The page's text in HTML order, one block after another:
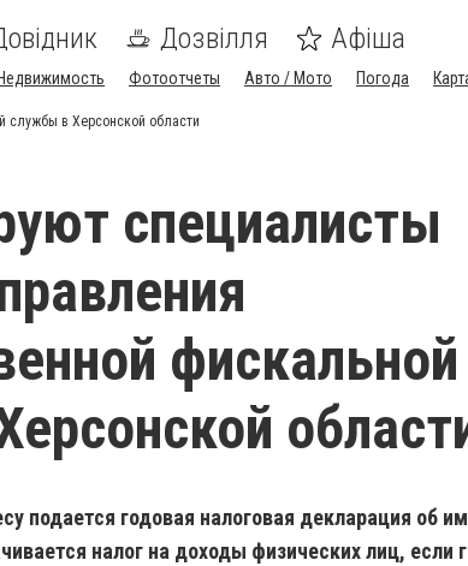
Дозвілля Афіша
Недвижимость Фотоотчеты Авто / Мото Погода
службы в Херсонской области
специалисты
фискальной
подается годовая налоговая декларация об
налог на доходы физических лиц, если